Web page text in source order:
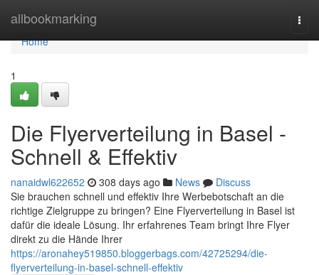
allbookmarking
Home
Home
1
Die Flyerverteilung in Basel -
Schnell & Effektiv
nanaidwl622652 308 days ago News
Discuss
Sie brauchen schnell und effektiv Ihre Werbebotschaft an die
richtige Zielgruppe zu bringen? Eine Flyerverteilung in Basel ist
dafür die ideale Lösung. Ihr erfahrenes Team bringt Ihre Flyer
direkt zu die Hände Ihrer
https://aronahey519850.bloggerbags.com/42725294/die-
flyerverteilung-in-basel-schnell-effektiv